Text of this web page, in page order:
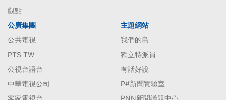
觀點
公廣集團
公共電視
PTS TW
公視台語台
中華電視公司
主題網站
我們的島
獨立特派員
有話好說
P#新聞實驗室